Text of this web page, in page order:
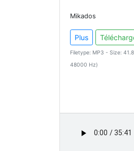
Mikados
Plus
Filetype: MP3 - Size:
48000 Hz)